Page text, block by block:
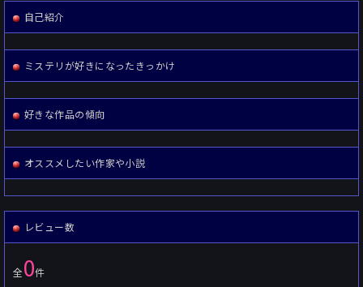
自己紹介
ミステリが好きになったきっかけ
好きな作品の傾向
オススメしたい作家や小説
レビュー数
全0件